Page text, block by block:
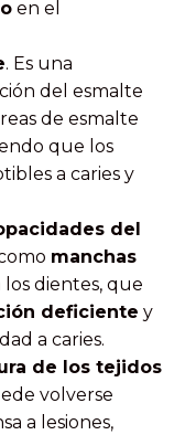
en el
. Es una
del esmalte
de esmalte
que los
a caries y
del
manchas
los dientes, que
deficiente y
a caries.
de los tejidos
volverse
a lesiones,